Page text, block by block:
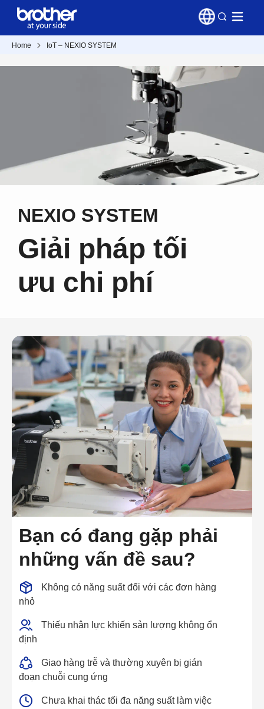
Home IoT – NEXIO SYSTEM
NEXIO SYSTEM
Giải pháp tối
ưu chi phí
Bạn có đang gặp phải
những vấn đề sau?
Không có năng suất đối với các đơn hàng
nhỏ
Thiếu nhân lực khiến sản lượng không ổn
định
Giao hàng trễ và thường xuyên bị gián
đoạn chuỗi cung ứng
Chưa khai thác tối đa năng suất làm việc